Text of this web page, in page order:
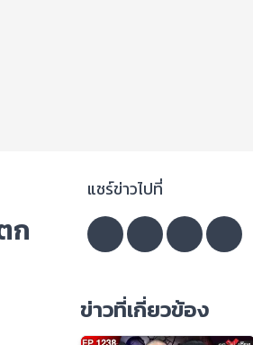
ก
แชร์ข่าวไปที่
ข่าวที่เกี่ยวข้อง